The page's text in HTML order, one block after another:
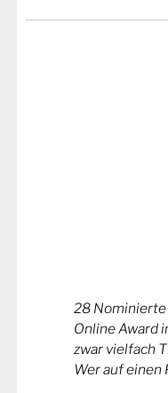
28 Nominierte
Online Award
zwar vielfach
Wer auf einen